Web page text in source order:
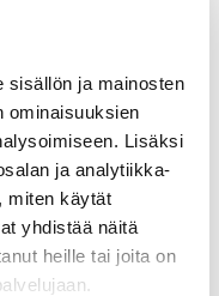
sisällön ja mainosten
ominaisuuksien
Lisäksi
ja analytiikka-
miten käytät
yhdistää näitä
heille tai joita on